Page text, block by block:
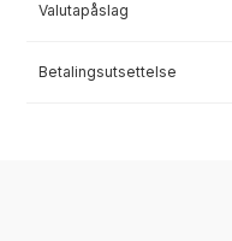
Valutapåslag
Betalingsutsettelse